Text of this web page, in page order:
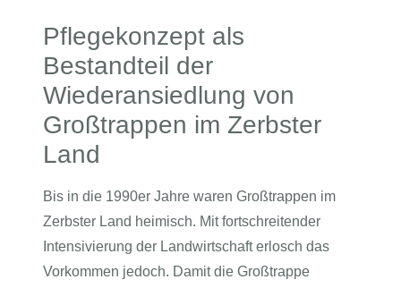
Pflegekonzept als
Bestandteil der
Wiederansiedlung von
Großtrappen im Zerbster
Land
Bis in die 1990er Jahre waren Großtrappen im
Zerbster Land heimisch. Mit fortschreitender
Intensivierung der Landwirtschaft erlosch das
Vorkommen jedoch. Damit die Großtrappe